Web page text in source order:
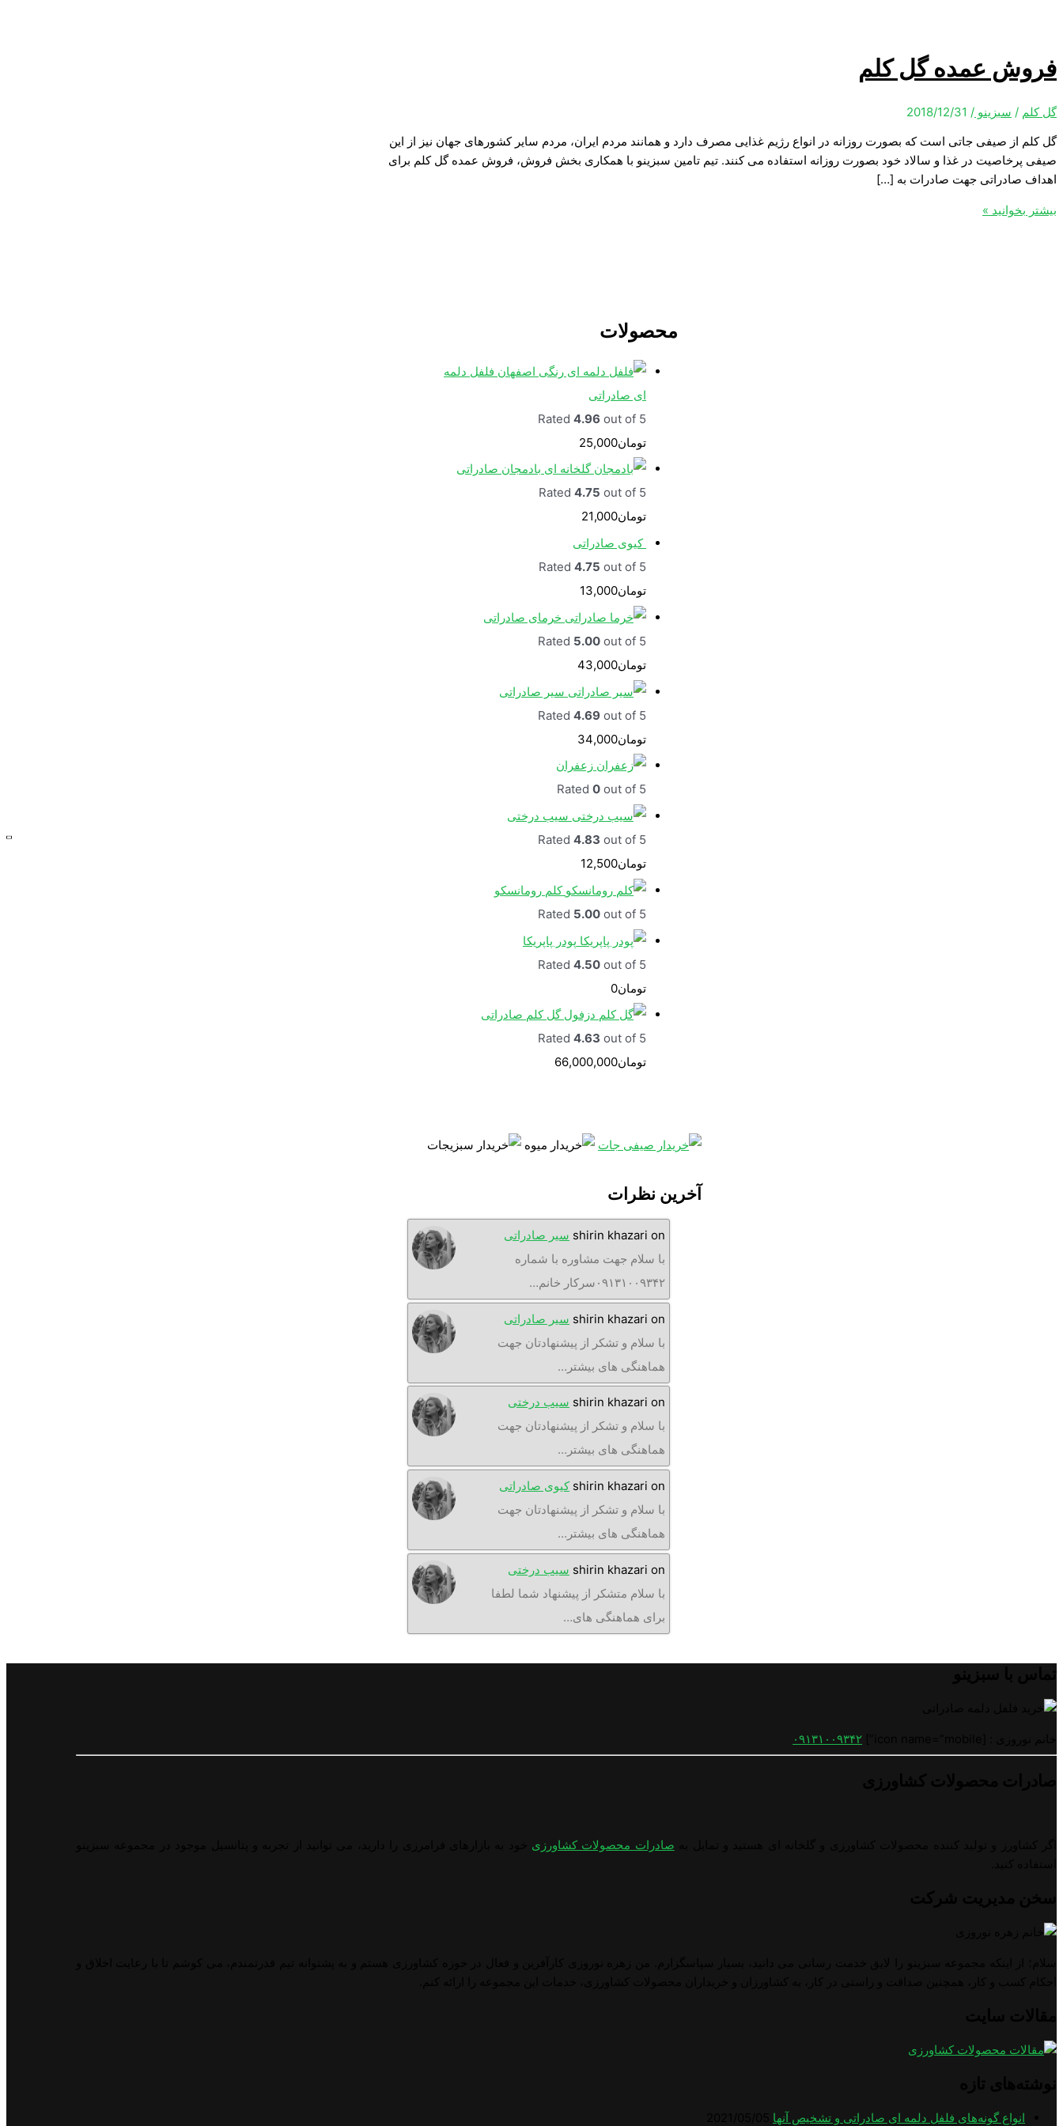
فروش عمده گل کلم
گل کلم / سبزینو /
2018/12/31
گل کلم از صیفی جاتی است که بصورت روزانه در انواع رژیم غذایی مصرف دارد و همانند مردم ایران، مردم سایر کشورهای جهان نیز از این
صیفی پرخاصیت در غذا و سالاد خود بصورت روزانه استفاده می کنند. تیم تامین سبزینو با همکاری بخش فروش، فروش عمده گل کلم برای
اهداف صادراتی جهت صادرات به […]
بیشتر بخوانید »
محصولات
فلفل دلمه
ای صادراتی
Rated 4.96 out of 5
تومان25,000
بادمجان صادراتی
Rated 4.75 out of 5
تومان21,000
کیوی صادراتی
Rated 4.75 out of 5
تومان13,000
خرمای صادراتی
Rated 5.00 out of 5
تومان43,000
سیر صادراتی
Rated 4.69 out of 5
تومان34,000
زعفران
Rated 0 out of 5
سیب درختی
Rated 4.83 out of 5
تومان12,500
کلم رومانسکو
Rated 5.00 out of 5
پودر پاپریکا
Rated 4.50 out of 5
تومان0
گل کلم صادراتی
Rated 4.63 out of 5
تومان66,000,000
آخرین نظرات
shirin khazari on
سیر صادراتی
با سلام جهت مشاوره با شماره
۰۹۱۳۱۰۰۹۳۴۲سرکار خانم…
shirin khazari on
سیر صادراتی
با سلام و تشکر از پیشنهادتان جهت
هماهنگی های بیشتر…
shirin khazari on
سیب درختی
با سلام و تشکر از پیشنهادتان جهت
هماهنگی های بیشتر…
shirin khazari on
کیوی صادراتی
با سلام و تشکر از پیشنهادتان جهت
هماهنگی های بیشتر…
shirin khazari on
سیب درختی
با سلام متشکر از پیشنهاد شما لطفا
برای هماهنگی های…
۰۹۱۳۱۰۰۹۳۴۲
صادرات محصولات کشاورزی
انواع گونه‌های فلفل دلمه ای صادراتی و تشخیص آنها